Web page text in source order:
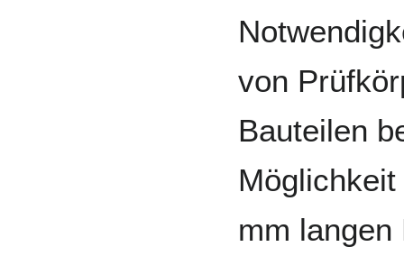
von
Bauteilen
mm